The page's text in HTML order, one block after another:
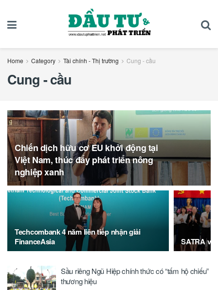
Home Category Tài chính - Thị trường Cung - cầu
Cung - cầu
Chiến dịch hữu cơ EU khởi động tại
Việt Nam, thúc đẩy phát triển nông
nghiệp xanh
Techcombank 4 năm liên tiếp nhận giải
FinanceAsia
SATRA và
Sầu riêng Ngũ Hiệp chính thức có “tấm hộ chiếu”
thương hiệu